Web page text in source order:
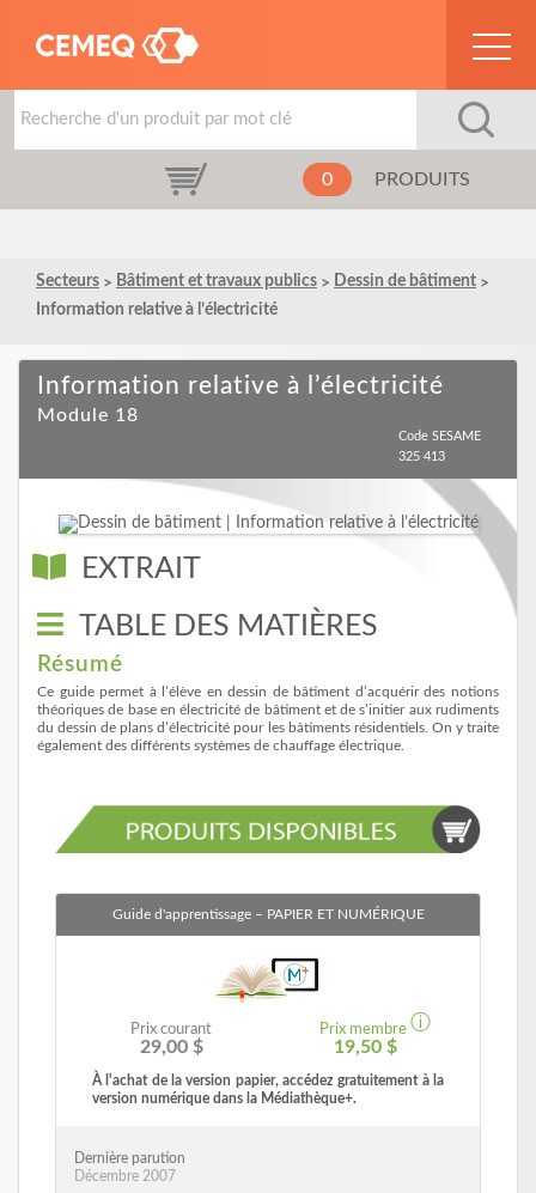
0 PRODUITS
Secteurs Bâtiment et travaux publics
Dessin de bâtiment
Information relative à l’électricité
Information relative à l’électricité
Module 18
Code SESAME
325 413
EXTRAIT
TABLE DES MATIÈRES
Résumé
Ce guide permet à l’élève en dessin de bâtiment d’acquérir des notions
théoriques de base en électricité de bâtiment et de s’initier aux rudiments
du dessin de plans d’électricité pour les bâtiments résidentiels. On y traite
également des différents systèmes de chauffage électrique.
Guide d'apprentissage – PAPIER ET NUMÉRIQUE
Prix courant
29,00 $
Prix membre ⓘ
19,50 $
À l'achat de la version papier, accédez gratuitement à la
version numérique dans la Médiathèque+.
Dernière parution
Décembre 2007